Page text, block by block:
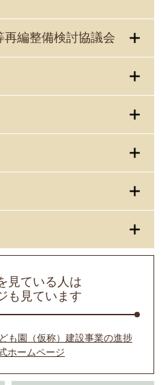
編整備検討協議会
見ている人は
も見ています
も園（仮称）建設事業の進捗
ホームページ